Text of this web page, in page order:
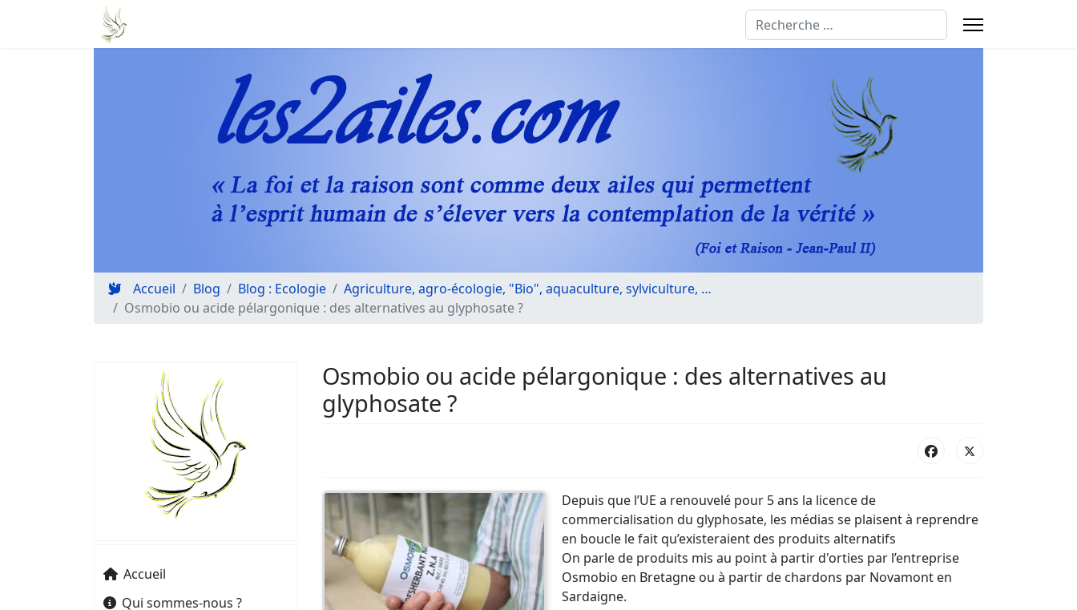
Rechercher
Accueil Blog Blog : Ecologie
Agriculture, agro-écologie, "Bio", aquaculture, sylviculture, …
Osmobio ou acide pélargonique : des alternatives au glyphosate ?
Accueil
Qui sommes-nous ?
Osmobio ou acide pélargonique : des alternatives au
glyphosate ?
Depuis que l’UE a renouvelé pour 5 ans la licence de
commercialisation du glyphosate, les médias se plaisent à reprendre
en boucle le fait qu’existeraient des produits alternatifs
On parle de produits mis au point à partir d'orties par l’entreprise
Osmobio en Bretagne ou à partir de chardons par Novamont en
Sardaigne.